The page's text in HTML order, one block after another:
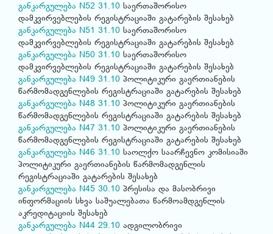
განკარგულება N52 31.10 საერთაშორისო
დამკვირვებლების რეგისტრაციაში გატარების შესახებ
განკარგულება N51 31.10 საერთაშორისო
დამკვირვებლების რეგისტრაციაში გატარების შესახებ
განკარგულება N50 31.10 საერთაშორისო
დამკვირვებლების რეგისტრაციაში გატარების შესახებ
განკარგულება N49 31.10 პოლიტიკური გაერთიანების
წარმომადგენლების რეგისტრაციაში გატარების შესახებ
განკარგულება N48 31.10 პოლიტიკური გაერთიანების
წარმომადგენლების რეგისტრაციაში გატარების შესახებ
განკარგულება N47 31.10 პოლიტიკური გაერთიანების
წარმომადგენლების რეგისტრაციაში გატარების შესახებ
განკარგულება N46 31.10 საოლქო საარჩევნო კომისიაში
პოლიტიკური გაერთიანების წარმომადგენლის
რეგისტრაციაში გატარების შესახებ
განკარგულება N45 30.10 პრესისა და მასობრივი
ინფორმაციის სხვა საშუალებათა წარმოამდგენლის
აკრედიტაციის შესახებ
განკარგულება N44 29.10 ადგილობრივი